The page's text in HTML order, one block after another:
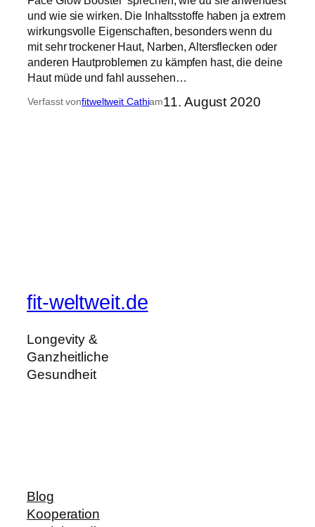
und wie sie wirken. Die Inhaltsstoffe haben ja extrem
wirkungsvolle Eigenschaften, besonders wenn du
mit sehr trockener Haut, Narben, Altersflecken oder
anderen Hautproblemen zu kämpfen hast, die deine
Haut müde und fahl aussehen…
Verfasst vonfitweltweit Cathiam11. August 2020
fit-weltweit.de
Longevity &
Ganzheitliche
Gesundheit
Blog
Kooperation